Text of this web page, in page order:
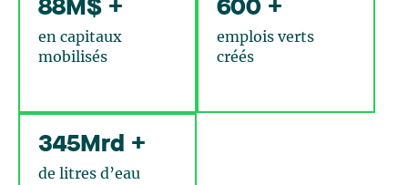
88M$ +
en capitaux
mobilisés
600 +
emplois verts
créés
345Mrd +
de litres d’eau